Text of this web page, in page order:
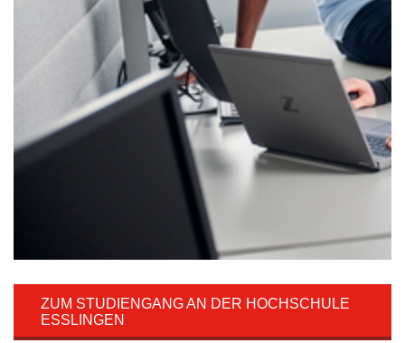
ZUM STUDIENGANG AN DER HOCHSCHULE
ESSLINGEN